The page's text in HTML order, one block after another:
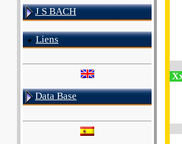
J S BACH
Liens
Data Base